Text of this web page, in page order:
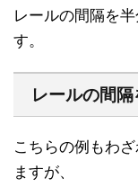
レールの間隔を
す。
レールの間隔
こちらの例もわ
ますが、